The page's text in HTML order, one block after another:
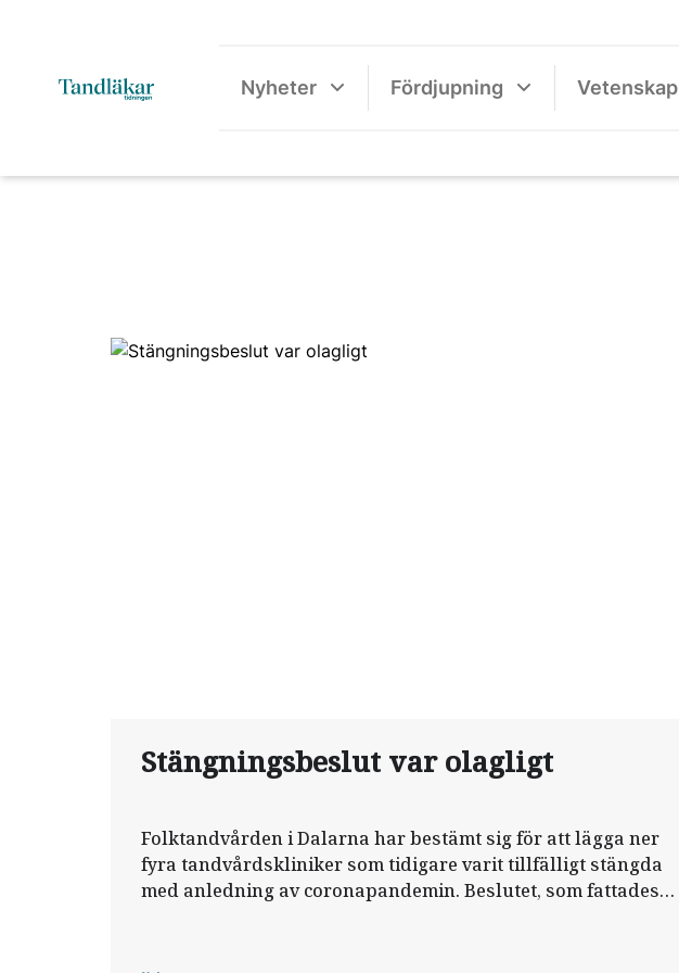
Nyheter Fördjupning Vetenskap
Stängningsbeslut var olagligt
Folktandvården i Dalarna har bestämt sig för att lägga ner
fyra tandvårdskliniker som tidigare varit tillfälligt stängda
med anledning av corona­pandemin. Beslutet, som fattades